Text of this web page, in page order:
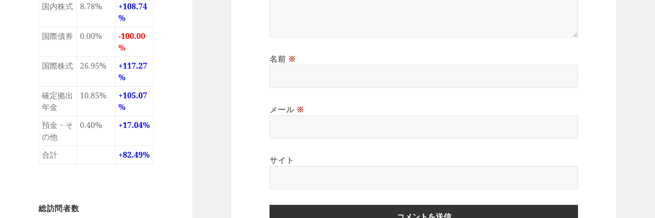
国内株式
8.78%
+108.74
%
国際債券
0.00%
-100.00
%
国際株式
26.95%
+117.27
%
確定拠出
年金
10.85%
+105.07
%
預金・そ
の他
0.40% +17.04%
合計 +82.49%
総訪問者数
名前 ※
メール ※
サイト